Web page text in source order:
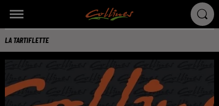
LA TARTIFLETTE